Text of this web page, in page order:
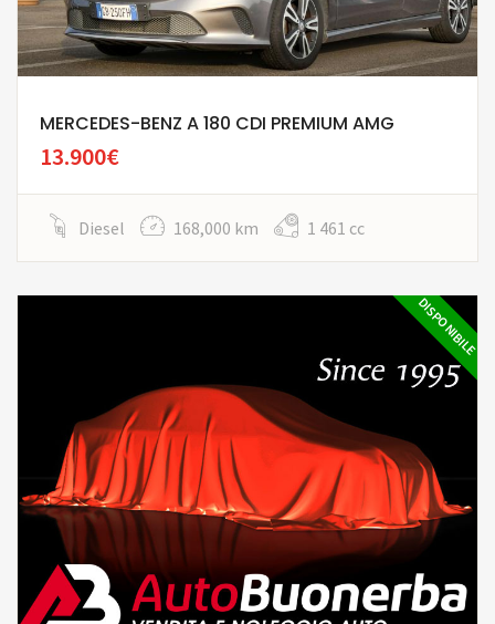
MERCEDES-BENZ A 180 CDI PREMIUM AMG
13.900€
Diesel 168,000 km 1 461 cc
DISPONIBILE